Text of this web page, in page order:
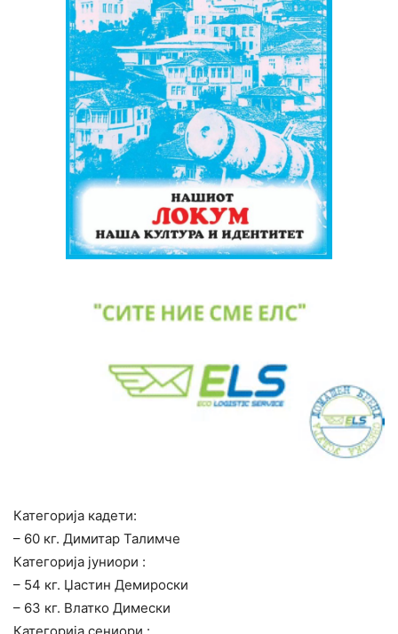
Категорија кадети:
– 60 кг. Димитар Талимче
Категорија јуниори :
– 54 кг. Џастин Демироски
– 63 кг. Влатко Димески